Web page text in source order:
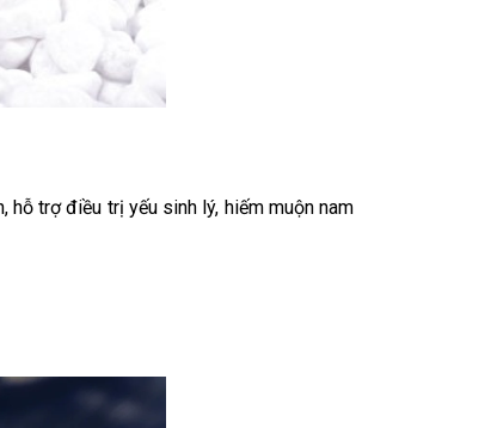
hỗ trợ điều trị yếu sinh lý, hiếm muộn nam